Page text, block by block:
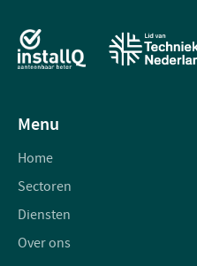
Menu
Home
Sectoren
Diensten
Over ons